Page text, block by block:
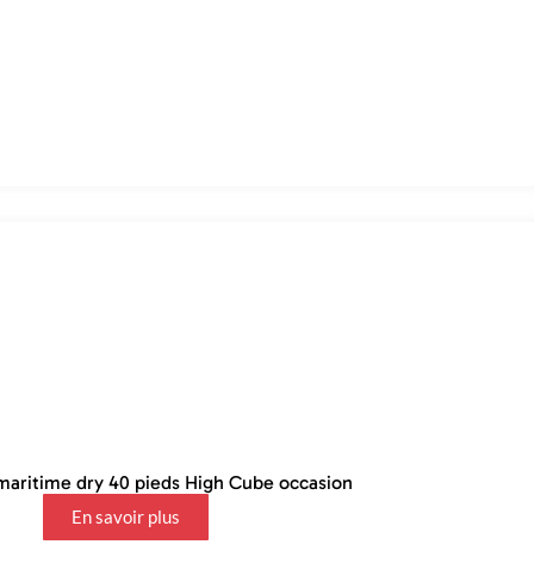
dry 40 pieds High Cube occasion
En savoir plus